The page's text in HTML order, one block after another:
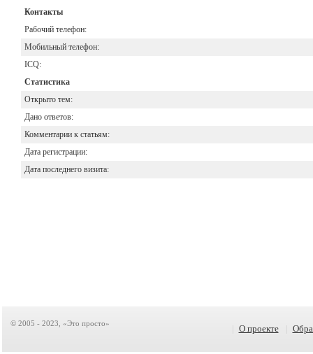
Контакты
Рабочий телефон:
Мобильный телефон:
ICQ:
Статистика
Открыто тем:
Дано ответов:
Комментарии к статьям:
Дата регистрации:
Дата последнего визита:
© 2005 - 2023, «Это просто» О проекте